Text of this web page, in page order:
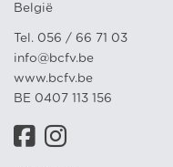
België
Tel. 056 / 66 71 03
info@bcfv.be
www.bcfv.be
BE 0407 113 156